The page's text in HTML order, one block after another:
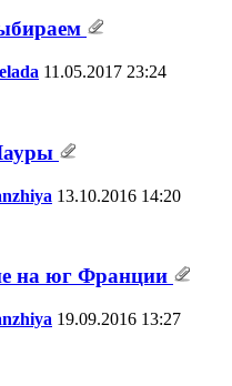
11.05.2017 23:24
13.10.2016 14:20
на юг Франции
19.09.2016 13:27